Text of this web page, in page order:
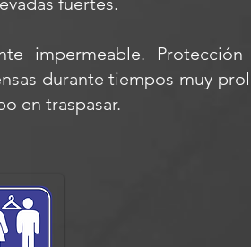
impermeable. Protección
durante tiempos muy
en traspasar.